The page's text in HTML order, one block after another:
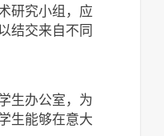
研究小组，应
结交来自不同
生办公室，为
生能够在意大